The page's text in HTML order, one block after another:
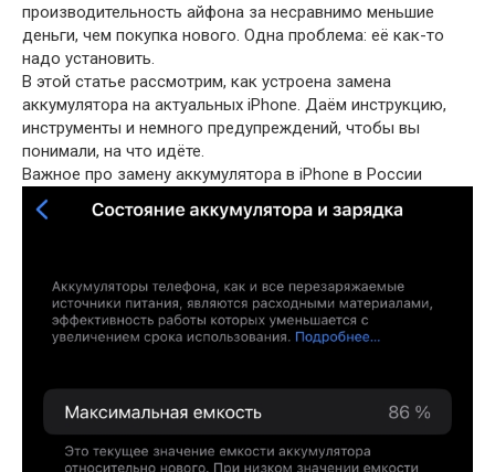
производительность айфона за несравнимо меньшие
деньги, чем покупка нового. Одна проблема: её как-то
надо установить.
В этой статье рассмотрим, как устроена замена
аккумулятора на актуальных iPhone. Даём инструкцию,
инструменты и немного предупреждений, чтобы вы
понимали, на что идёте.
Важное про замену аккумулятора в iPhone в России